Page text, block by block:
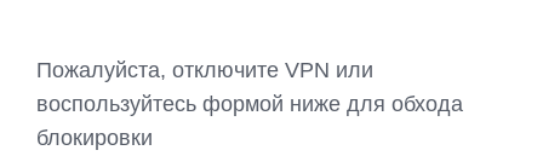
Пожалуйста, отключите VPN или
воспользуйтесь формой ниже для обхода
блокировки